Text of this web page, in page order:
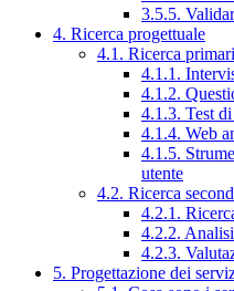
3.5.5.
4. Ricerca progettuale
4.1. Ricerca
4.1.1.
4.1.2.
4.1.3. Test
4.1.4. Web
4.1.5.
utente
4.2. Ricerca
4.2.1.
4.2.2.
4.2.3.
5. Progettazione dei